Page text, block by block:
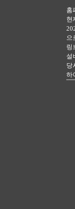
홈
현
으
링
설
당
하